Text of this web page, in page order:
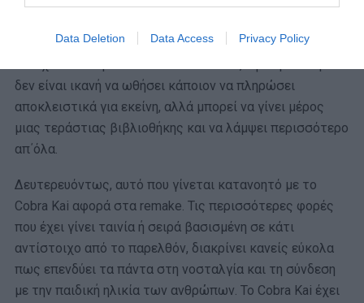
Data Deletion Data Access Privacy Policy
περιεχόμενο, ενώ αναδεικνύει τον συγκεντρωτισμό που
δεν είναι ικανή να ωθήσει κάποιον να πληρώσει
αποκλειστικά για εκείνη, αλλά μπορεί να γίνει μέρος
μιας τεράστιας βιβλιοθήκης και να λάμψει περισσότερο
απ΄όλα.
Δευτερευόντως, αυτό που γίνεται κατανοητό με το
Cobra Kai αφορά στα remake. Τις περισσότερες φορές
που έχει γίνει ταινία ή σειρά βασισμένη σε κάτι
αντίστοιχο από το παρελθόν, διακρίνει κανείς εύκολα
πως επενδύει τα πάντα στη νοσταλγία και τη σύνδεση
με την παιδική ηλικία των ανθρώπων. Το Cobra Kai έχει